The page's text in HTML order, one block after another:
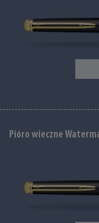
Pióro wieczne